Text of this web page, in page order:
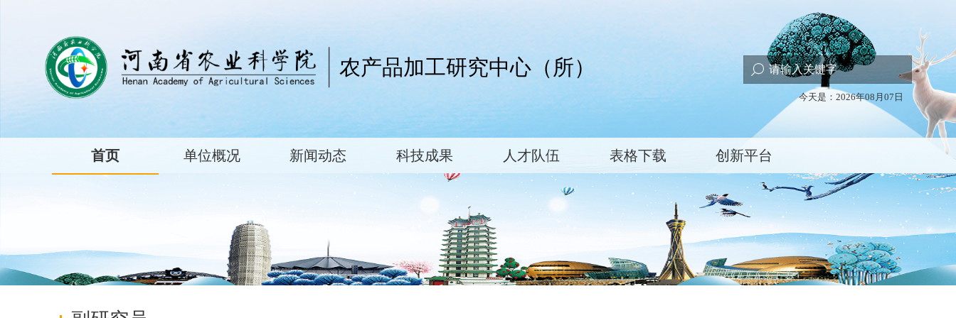
农产品加工研究中心（所）
今天是：2026年08月07日
首页 单位概况 新闻动态 科技成果 人才队伍 表格下载 创新平台